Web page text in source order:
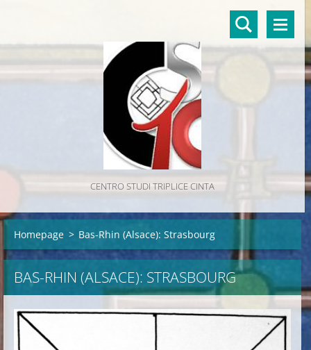
CENTRO STUDI TRIPLICE CINTA
Homepage > Bas-Rhin (Alsace): Strasbourg
BAS-RHIN (ALSACE): STRASBOURG